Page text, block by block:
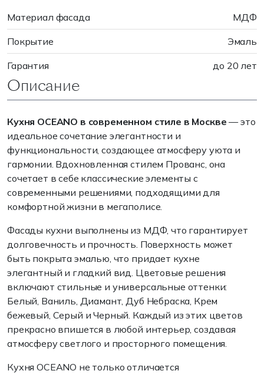
Материал фасада МДФ
Покрытие Эмаль
Гарантия до 20 лет
Описание
Кухня OCEANO в современном стиле в Москве — это
идеальное сочетание элегантности и
функциональности, создающее атмосферу уюта и
гармонии. Вдохновленная стилем Прованс, она
сочетает в себе классические элементы с
современными решениями, подходящими для
комфортной жизни в мегаполисе.
Фасады кухни выполнены из МДФ, что гарантирует
долговечность и прочность. Поверхность может
быть покрыта эмалью, что придает кухне
элегантный и гладкий вид. Цветовые решения
включают стильные и универсальные оттенки:
Белый, Ваниль, Диамант, Дуб Небраска, Крем
бежевый, Серый и Черный. Каждый из этих цветов
прекрасно впишется в любой интерьер, создавая
атмосферу светлого и просторного помещения.
Кухня OCEANO не только отличается